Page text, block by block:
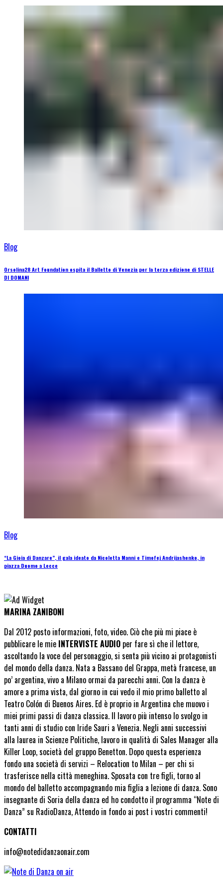
Blog
Orsolina28 Art Foundation ospita il Balletto di Venezia per la terza edizione di STELLE
DI DOMANI
Blog
“La Gioia di Danzare”, il gala ideato da Nicoletta Manni e Timofej Andrijashenko, in
piazza Duomo a Lecce
MARINA ZANIBONI
Dal 2012 posto informazioni, foto, video. Ciò che più mi piace è
pubblicare le mie INTERVISTE AUDIO per fare sì che il lettore,
ascoltando la voce del personaggio, si senta più vicino ai protagonisti
del mondo della danza. Nata a Bassano del Grappa, metà francese, un
po’ argentina, vivo a Milano ormai da parecchi anni. Con la danza è
amore a prima vista, dal giorno in cui vedo il mio primo balletto al
Teatro Colón di Buenos Aires. Ed è proprio in Argentina che muovo i
miei primi passi di danza classica. Il lavoro più intenso lo svolgo in
tanti anni di studio con Iride Sauri a Venezia. Negli anni successivi
alla laurea in Scienze Politiche, lavoro in qualità di Sales Manager alla
Killer Loop, società del gruppo Benetton. Dopo questa esperienza
fondo una società di servizi – Relocation to Milan – per chi si
trasferisce nella città meneghina. Sposata con tre figli, torno al
mondo del balletto accompagnando mia figlia a lezione di danza. Sono
insegnante di Soria della danza ed ho condotto il programma “Note di
Danza” su RadioDanza, Attendo in fondo ai post i vostri commenti!
CONTATTI
info@notedidanzaonair.com